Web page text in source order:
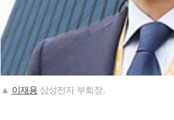
▲ 이재용 삼성전자 부회장.